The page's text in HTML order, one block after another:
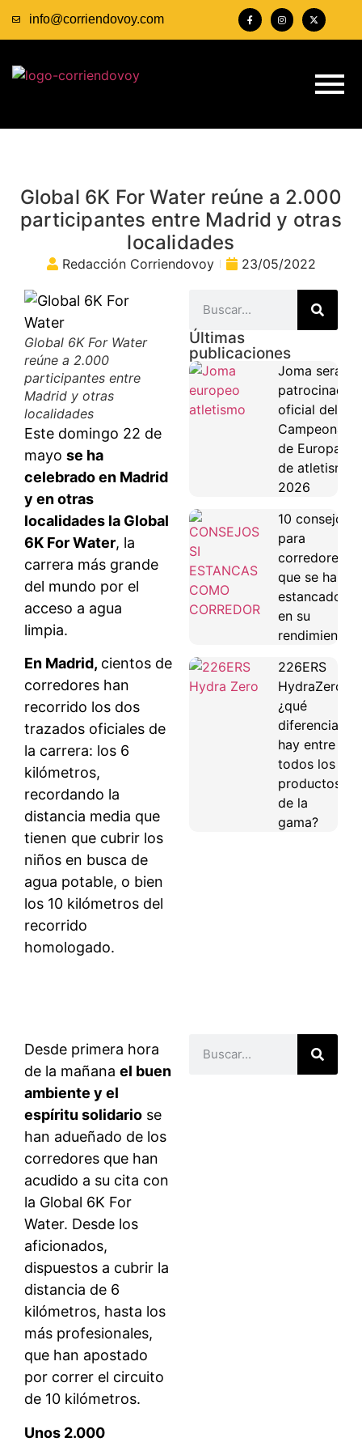
info@corriendovoy.com
Global 6K For Water reúne a 2.000
participantes entre Madrid y otras
localidades
Redacción Corriendovoy 23/05/2022
Global 6K For Water
reúne a 2.000
participantes entre
Madrid y otras
localidades
Este domingo 22 de
mayo se ha
celebrado en Madrid
y en otras
localidades la Global
6K For Water, la
carrera más grande
del mundo por el
acceso a agua
limpia.
En Madrid, cientos de
corredores han
recorrido los dos
trazados oficiales de
la carrera: los 6
kilómetros,
recordando la
distancia media que
tienen que cubrir los
niños en busca de
agua potable, o bien
los 10 kilómetros del
recorrido
homologado.
Desde primera hora
de la mañana el buen
ambiente y el
espíritu solidario se
han adueñado de los
corredores que han
acudido a su cita con
la Global 6K For
Water. Desde los
aficionados,
dispuestos a cubrir la
distancia de 6
kilómetros, hasta los
más profesionales,
que han apostado
por correr el circuito
de 10 kilómetros.
Unos 2.000
Últimas
publicaciones
Joma será
patrocinador
oficial del
Campeonato
de Europa
de atletismo
2026
10 consejos
para
corredores
que se han
estancado
en su
rendimiento
226ERS
HydraZero:
¿qué
diferencias
hay entre
todos los
productos
de la
gama?